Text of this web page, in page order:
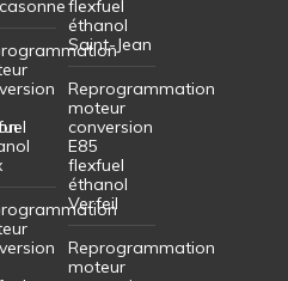
flexfuel
éthanol
Saint-Jean
Reprogrammation
moteur
conversion
E85
flexfuel
éthanol
Verfeil
Reprogrammation
moteur